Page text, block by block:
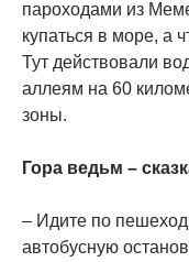
пароходами из
купаться в море, а
Тут действовали
аллеям на 60
зоны.
Гора ведьм –
– Идите по
автобусную